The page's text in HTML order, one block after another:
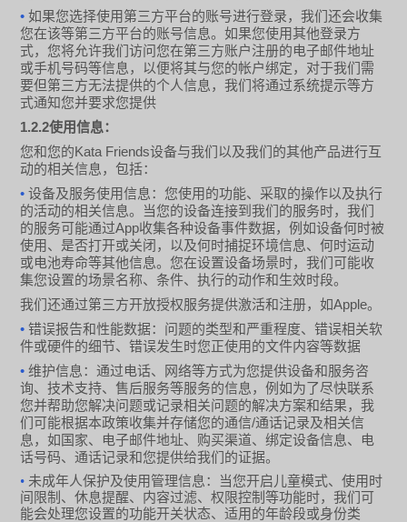
•如果您选择使用第三方平台的账号进行登录，我们还会收集
您在该等第三方平台的账号信息。如果您使用其他登录方
式，您将允许我们访问您在第三方账户注册的电子邮件地址
或手机号码等信息，以便将其与您的帐户绑定，对于我们需
要但第三方无法提供的个人信息，我们将通过系统提示等方
式通知您并要求您提供
1.2.2使用信息：
您和您的Kata Friends设备与我们以及我们的其他产品进行互
动的相关信息，包括：
•设备及服务使用信息：您使用的功能、采取的操作以及执行
的活动的相关信息。当您的设备连接到我们的服务时，我们
的服务可能通过App收集各种设备事件数据，例如设备何时被
使用、是否打开或关闭，以及何时捕捉环境信息、何时运动
或电池寿命等其他信息。您在设置设备场景时，我们可能收
集您设置的场景名称、条件、执行的动作和生效时段。
我们还通过第三方开放授权服务提供激活和注册，如Apple。
• 错误报告和性能数据：问题的类型和严重程度、错误相关软
件或硬件的细节、错误发生时您正使用的文件内容等数据
•维护信息：通过电话、网络等方式为您提供设备和服务咨
询、技术支持、售后服务等服务的信息，例如为了尽快联系
您并帮助您解决问题或记录相关问题的解决方案和结果，我
们可能根据本政策收集并存储您的通信/通话记录及相关信
息，如国家、电子邮件地址、购买渠道、绑定设备信息、电
话号码、通话记录和您提供给我们的证据。
• 未成年人保护及使用管理信息：当您开启儿童模式、使用时
间限制、休息提醒、内容过滤、权限控制等功能时，我们可
能会处理您设置的功能开关状态、适用的年龄段或身份类